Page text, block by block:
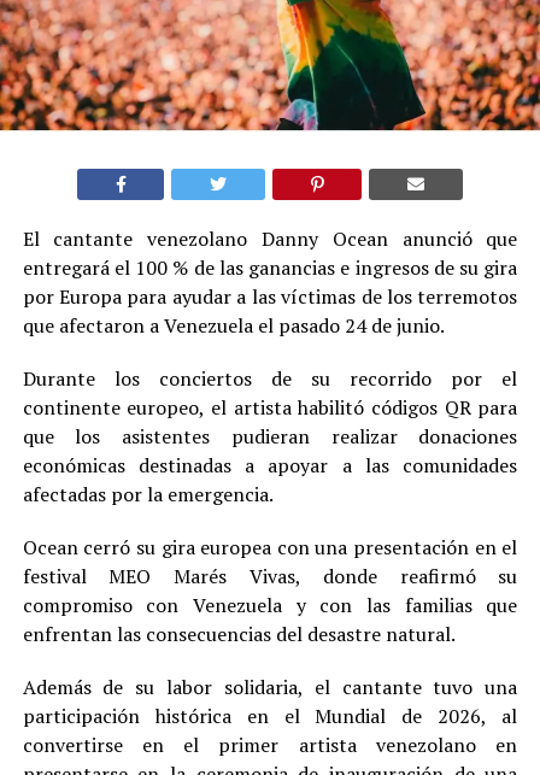
El cantante venezolano Danny Ocean anunció que
entregará el 100 % de las ganancias e ingresos de su gira
por Europa para ayudar a las víctimas de los terremotos
que afectaron a Venezuela el pasado 24 de junio.
Durante los conciertos de su recorrido por el
continente europeo, el artista habilitó códigos QR para
que los asistentes pudieran realizar donaciones
económicas destinadas a apoyar a las comunidades
afectadas por la emergencia.
Ocean cerró su gira europea con una presentación en el
festival MEO Marés Vivas, donde reafirmó su
compromiso con Venezuela y con las familias que
enfrentan las consecuencias del desastre natural.
Además de su labor solidaria, el cantante tuvo una
participación histórica en el Mundial de 2026, al
convertirse en el primer artista venezolano en